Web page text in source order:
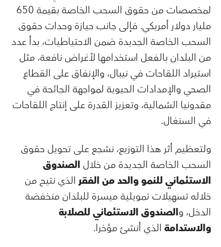
لمخصصات من حقوق السحب الخاصة بقيمة 650
مليار دولار أمريكي. فإلى جانب حيازة وحدات حقوق
السحب الخاصة الجديدة ضمن الاحتياطيات، بدأ عدد
من البلدان بالفعل استخدامها لأغراض نافعة، مثل
استيراد اللقاحات في نيبال، والإنفاق على القطاع
الصحي والإمدادات الحيوية لمواجهة الجائحة في
مقدونيا الشمالية، وتعزيز القدرة على إنتاج اللقاحات
في السنغال.
ولتعظيم أثر هذا التوزيع، نشجع على تحويل حقوق
السحب الخاصة الجديدة من خلال الصندوق
الاستئماني للنمو والحد من الفقر الذي نتيح من
خلاله تسهيلات تمويلية ميسرة للبلدان منخفضة
الدخل، والصندوق الاستئماني للصلابة
والاستدامة الذي أنشئ مؤخرا.